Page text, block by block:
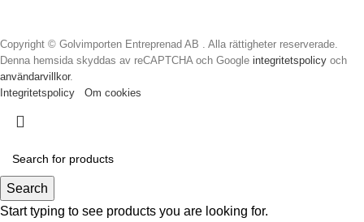
Copyright © Golvimporten Entreprenad AB . Alla rättigheter reserverade.
Denna hemsida skyddas av reCAPTCHA och Google integritetspolicy och
användarvillkor.
Integritetspolicy
Om cookies
Search
Start typing to see products you are looking for.